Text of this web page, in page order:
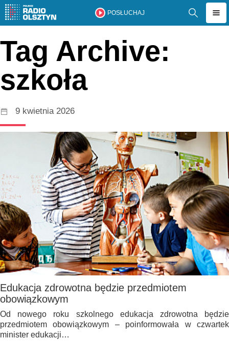
POSŁUCHAJ
Tag Archive:
szkoła
9 kwietnia 2026
Edukacja zdrowotna będzie przedmiotem
obowiązkowym
Od nowego roku szkolnego edukacja zdrowotna będzie
przedmiotem obowiązkowym – poinformowała w czwartek
minister edukacji…